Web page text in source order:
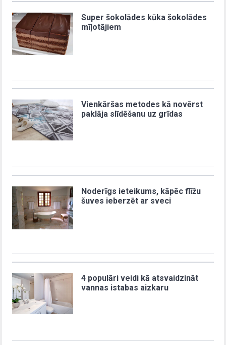
Super šokolādes kūka šokolādes
mīļotājiem
Vienkāršas metodes kā novērst
paklāja slīdēšanu uz grīdas
Noderīgs ieteikums, kāpēc flīžu
šuves ieberzēt ar sveci
4 populāri veidi kā atsvaidzināt
vannas istabas aizkaru